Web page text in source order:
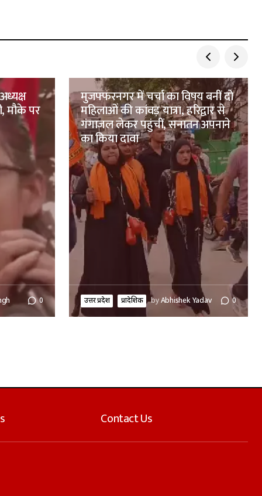
मौके पर
0
मुजफ्फरनगर में चर्चा का विषय बनीं दो
महिलाओं की कांवड़ यात्रा, हरिद्वार से
गंगाजल लेकर पहुंचीं, सनातन अपनाने
का किया दावा
उत्तर प्रदेश प्रादेशिक byAbhishek Yadav 0
Contact Us